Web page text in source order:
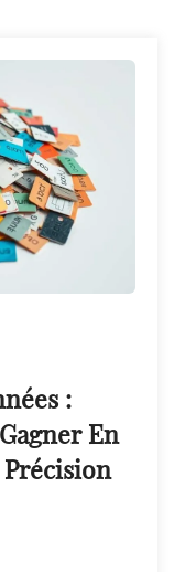
:
En